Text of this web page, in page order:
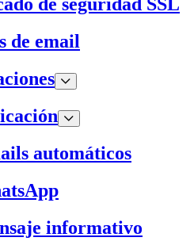
de email
automáticos
informativo